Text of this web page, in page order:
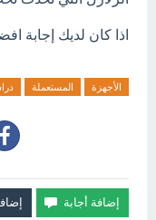
اذا كان لديك إجابة
الأجهزة المستعملة